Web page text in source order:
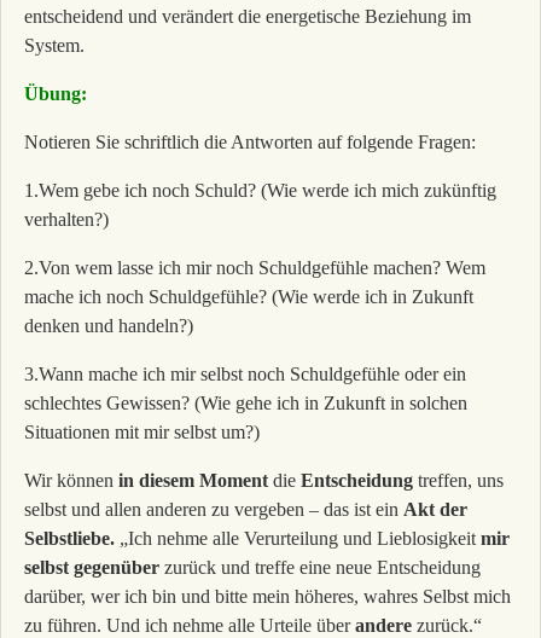
entscheidend und verändert die energetische Beziehung im
System.
Übung:
Notieren Sie schriftlich die Antworten auf folgende Fragen:
1.Wem gebe ich noch Schuld? (Wie werde ich mich zukünftig
verhalten?)
2.Von wem lasse ich mir noch Schuldgefühle machen? Wem
mache ich noch Schuldgefühle? (Wie werde ich in Zukunft
denken und handeln?)
3.Wann mache ich mir selbst noch Schuldgefühle oder ein
schlechtes Gewissen? (Wie gehe ich in Zukunft in solchen
Situationen mit mir selbst um?)
Wir können in diesem Momentdie Entscheidungtreffen, uns
selbst und allen anderen zu vergeben – das ist ein Akt der
Selbstliebe.„Ich nehme alle Verurteilung und Lieblosigkeit mir
selbst gegenüberzurück und treffe eine neue Entscheidung
darüber, wer ich bin und bitte mein höheres, wahres Selbst mich
zu führen. Und ich nehme alle Urteile überanderezurück.“